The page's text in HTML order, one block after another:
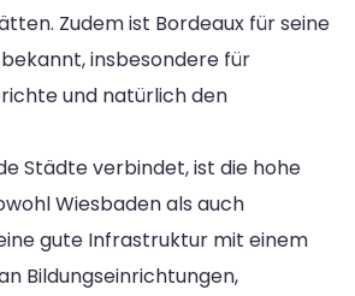
Zudem ist Bordeaux für seine
insbesondere für
und natürlich den
Städte verbindet, ist die hohe
Wiesbaden als auch
gute Infrastruktur mit einem
Bildungseinrichtungen,